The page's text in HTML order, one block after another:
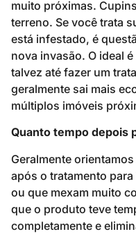
muito próximas.
terreno. Se você trata
está infestado, é
nova invasão. O ideal
talvez até fazer um
geralmente sai mais
múltiplos imóveis
Quanto tempo depois
Geralmente
após o tratamento
ou que mexam muito
que o produto teve
completamente e